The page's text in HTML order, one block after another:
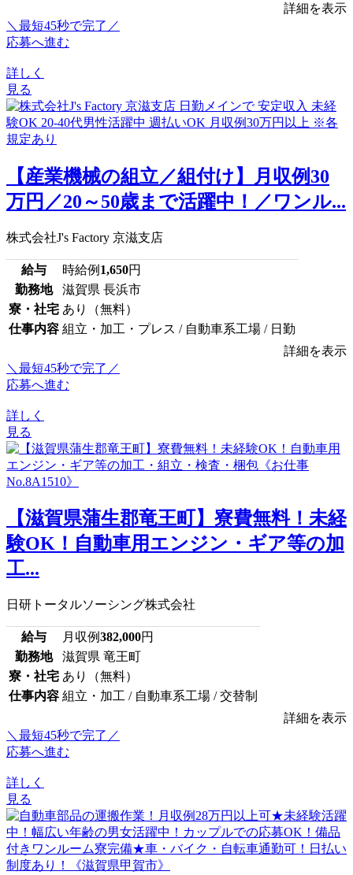
詳細を表示
＼最短45秒で完了／
応募へ進む
詳しく
見る
【産業機械の組立／組付け】月収例30
万円／20～50歳まで活躍中！／ワンル...
株式会社J's Factory 京滋支店
給与 時給例 1,650円
勤務地
滋賀県 長浜市
寮・社宅 あり（無料）
仕事内容 組立・加工・プレス / 自動車系工場 / 日勤
詳細を表示
＼最短45秒で完了／
応募へ進む
詳しく
見る
【滋賀県蒲生郡竜王町】寮費無料！未経
験OK！自動車用エンジン・ギア等の加
工...
日研トータルソーシング株式会社
給与 月収例382,000円
勤務地
滋賀県 竜王町
寮・社宅 あり（無料）
仕事内容 組立・加工 / 自動車系工場 / 交替制
詳細を表示
＼最短45秒で完了／
応募へ進む
詳しく
見る